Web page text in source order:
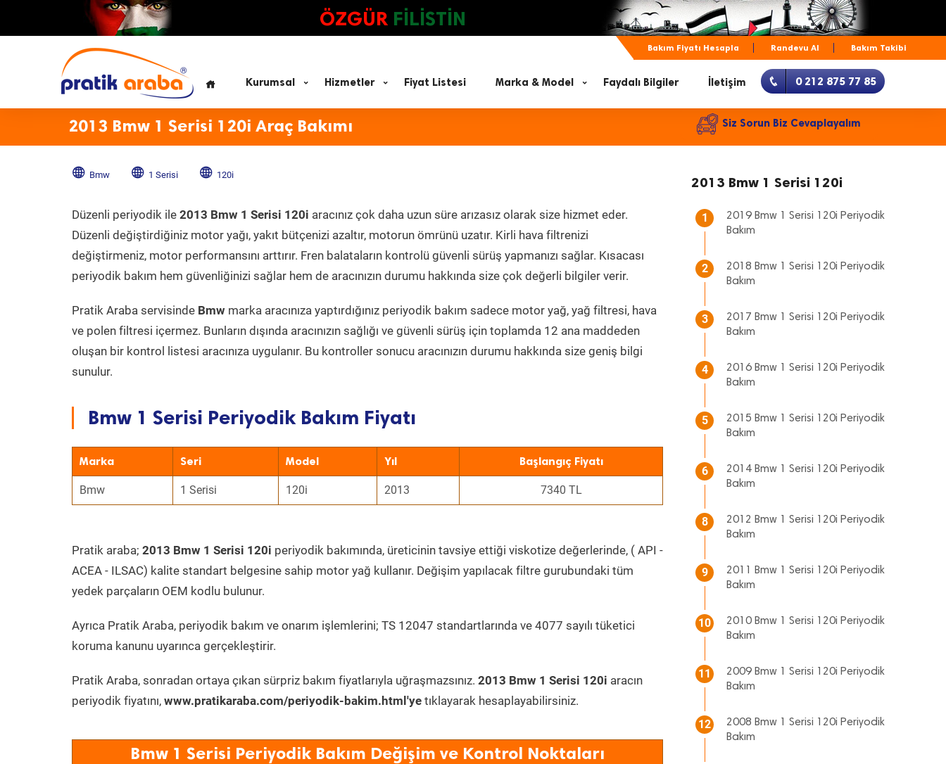
ÖZGÜR FİLİSTİN
Bakım Fiyatı Hesapla Randevu Al Bakım Takibi
Kurumsal Hizmetler Fiyat Listesi Marka & Model Faydalı Bilgiler İletişim 0 212 875 77 85
2013 Bmw 1 Serisi 120i Araç Bakımı Siz Sorun Biz Cevaplayalım
Bmw 1 Serisi 120i
Düzenli periyodik ile 2013 Bmw 1 Serisi 120i aracınız çok daha uzun süre arızasız olarak size hizmet eder.
Düzenli değiştirdiğiniz motor yağı, yakıt bütçenizi azaltır, motorun ömrünü uzatır. Kirli hava filtrenizi
değiştirmeniz, motor performansını arttırır. Fren balataların kontrolü güvenli sürüş yapmanızı sağlar. Kısacası
periyodik bakım hem güvenliğinizi sağlar hem de aracınızın durumu hakkında size çok değerli bilgiler verir.
Pratik Araba servisinde Bmw marka aracınıza yaptırdığınız periyodik bakım sadece motor yağ, yağ filtresi, hava
ve polen filtresi içermez. Bunların dışında aracınızın sağlığı ve güvenli sürüş için toplamda 12 ana maddeden
oluşan bir kontrol listesi aracınıza uygulanır. Bu kontroller sonucu aracınızın durumu hakkında size geniş bilgi
sunulur.
Bmw 1 Serisi Periyodik Bakım Fiyatı
Marka Seri Model Yıl Başlangıç Fiyatı
Bmw 1 Serisi 120i 2013 7340 TL
Pratik araba; 2013 Bmw 1 Serisi 120i periyodik bakımında, üreticinin tavsiye ettiği viskotize değerlerinde, ( API -
ACEA - ILSAC) kalite standart belgesine sahip motor yağ kullanır. Değişim yapılacak filtre gurubundaki tüm
yedek parçaların OEM kodlu bulunur.
Ayrıca Pratik Araba, periyodik bakım ve onarım işlemlerini; TS 12047 standartlarında ve 4077 sayılı tüketici
koruma kanunu uyarınca gerçekleştirir.
Pratik Araba, sonradan ortaya çıkan sürpriz bakım fiyatlarıyla uğraşmazsınız. 2013 Bmw 1 Serisi 120i aracın
periyodik fiyatını, www.pratikaraba.com/periyodik-bakim.html'ye tıklayarak hesaplayabilirsiniz.
Bmw 1 Serisi Periyodik Bakım Değişim ve Kontrol Noktaları
2013 Bmw 1 Serisi 120i
1
2019 Bmw 1 Serisi 120i Periyodik
Bakım
2
2018 Bmw 1 Serisi 120i Periyodik
Bakım
3
2017 Bmw 1 Serisi 120i Periyodik
Bakım
4
2016 Bmw 1 Serisi 120i Periyodik
Bakım
5
2015 Bmw 1 Serisi 120i Periyodik
Bakım
6
2014 Bmw 1 Serisi 120i Periyodik
Bakım
8
2012 Bmw 1 Serisi 120i Periyodik
Bakım
9
2011 Bmw 1 Serisi 120i Periyodik
Bakım
10
2010 Bmw 1 Serisi 120i Periyodik
Bakım
11
2009 Bmw 1 Serisi 120i Periyodik
Bakım
12
2008 Bmw 1 Serisi 120i Periyodik
Bakım